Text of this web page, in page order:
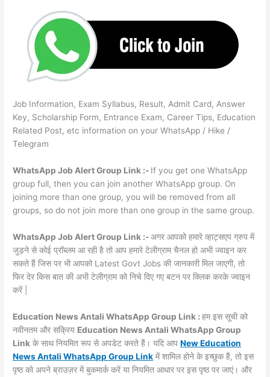
Job Information, Exam Syllabus, Result, Admit Card, Answer
Key, Scholarship Form, Entrance Exam, Career Tips, Education
Related Post, etc information on your WhatsApp / Hike /
Telegram
WhatsApp Job Alert Group Link :- If you get one WhatsApp
group full, then you can join another WhatsApp group. On
joining more than one group, you will be removed from all
groups, so do not join more than one group in the same group.
WhatsApp Job Alert Group Link :-अगर आपको हमारे व्हाट्सएप ग्रुप में
जुड़ने से कोई प्रॉब्लम आ रही है तो आप हमारे टेलीग्राम चैनल हो अभी ज्वाइन कर
सकते हैं जिस पर भी आपको Latest Govt Jobs की जानकारी मिल जाएगी, तो
फिर देर किस बात की अभी टेलीग्राम को निचे दिए गए बटन पर क्लिक करके ज्वाइन
करें |
Education News Antali WhatsApp Group Link :हम इस सूची को
नवीनतम और सक्रिय Education News Antali WhatsApp Group
Link के साथ नियमित रूप से अपडेट करते हैं। यदि आपNew Education
News Antali WhatsApp Group Link में शामिल होने के इच्छुक हैं, तो इस
पृष्ठ को अपने ब्राउज़र में बुकमार्क करें या नियमित आधार पर इस पृष्ठ पर जाएं। और